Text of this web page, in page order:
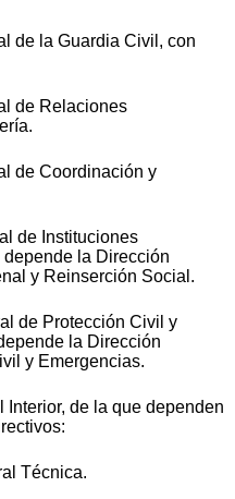
de la Guardia Civil, con
de Relaciones
de Coordinación y
de Instituciones
la Dirección
y Reinserción Social.
de Protección Civil y
la Dirección
y Emergencias.
de la que dependen
Técnica.